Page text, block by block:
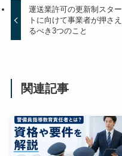
運送業許可の更新制スター
トに向けて事業者が押さえ
るべき3つのこと
関連記事